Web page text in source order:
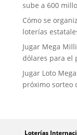
sube a 600
Cómo se
loterías
Jugar Mega
dólares para el
Jugar Loto
próximo sorteo
Loterías